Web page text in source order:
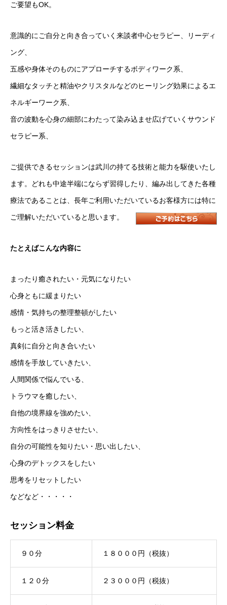
ご要望もOK。
意識的にご自分と向き合っていく来談者中心セラピー、リーディ
ング、
五感や身体そのものにアプローチするボディワーク系、
繊細なタッチと精油やクリスタルなどのヒーリング効果によるエ
ネルギーワーク系、
音の波動を心身の細部にわたって染み込ませ広げていくサウンド
セラピー系、
ご提供できるセッションは武川の持てる技術と能力を駆使いたし
ます。どれも中途半端にならず習得したり、編み出してきた各種
療法であることは、長年ご利用いただいているお客様方には特に
ご理解いただいていると思います。
たとえばこんな内容に
まったり癒されたい・元気になりたい
心身ともに緩まりたい
感情・気持ちの整理整頓がしたい
もっと活き活きしたい、
真剣に自分と向き合いたい
感情を手放していきたい、
人間関係で悩んでいる、
トラウマを癒したい、
自他の境界線を強めたい、
方向性をはっきりさせたい、
自分の可能性を知りたい・思い出したい、
心身のデトックスをしたい
思考をリセットしたい
などなど・・・・・
セッション料金
９０分 １８０００円（税抜）
１２０分 ２３０００円（税抜）